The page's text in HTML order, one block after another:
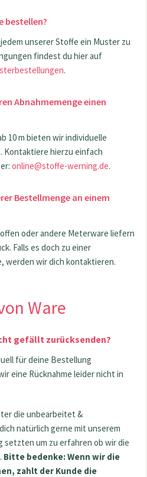
bestellen?
unserer Stoffe ein Muster zu
findest du hier auf
.
Abnahmemenge einen
10 m bieten wir individuelle
Kontaktiere hierzu einfach
online@stoffe-werning.de.
Bestellmenge an einem
oder andere Meterware liefern
Falls es doch zu einer
werden wir dich kontaktieren.
Ware
gefällt zurücksenden?
für deine Bestellung
eine Rücknahme leider nicht in
die unbearbeitet &
natürlich gerne mit unserem
setzten um zu erfahren ob wir die
Bitte bedenke: Wenn wir die
zahlt der Kunde die